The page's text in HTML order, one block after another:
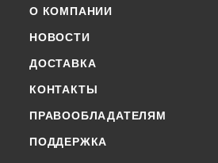
О КОМПАНИИ
НОВОСТИ
ДОСТАВКА
КОНТАКТЫ
ПРАВООБЛАДАТЕЛЯМ
ПОДДЕРЖКА